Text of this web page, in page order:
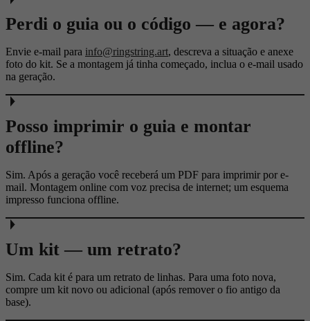
Perdi o guia ou o código — e agora?
Envie e-mail para info@ringstring.art, descreva a situação e anexe
foto do kit. Se a montagem já tinha começado, inclua o e-mail usado
na geração.
Posso imprimir o guia e montar
offline?
Sim. Após a geração você receberá um PDF para imprimir por e-
mail. Montagem online com voz precisa de internet; um esquema
impresso funciona offline.
Um kit — um retrato?
Sim. Cada kit é para um retrato de linhas. Para uma foto nova,
compre um kit novo ou adicional (após remover o fio antigo da
base).